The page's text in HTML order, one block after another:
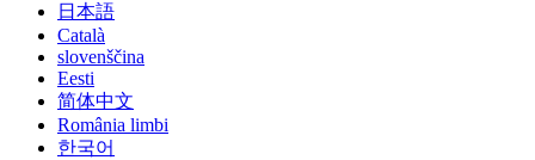
日本語
Català
slovenščina
Eesti
简体中文
România limbi
한국어